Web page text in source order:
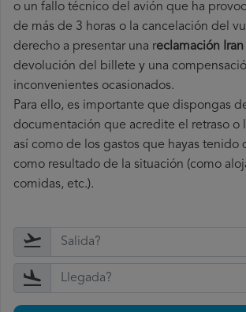
o un fallo técnico del avión que ha
de más de 3 horas o la cancelación del
derecho a presentar una reclamación Iran
devolución del billete y una
inconvenientes ocasionados.
Para ello, es importante que dispongas
documentación que acredite el retraso o
así como de los gastos que hayas tenido
como resultado de la situación (como
comidas, etc.).